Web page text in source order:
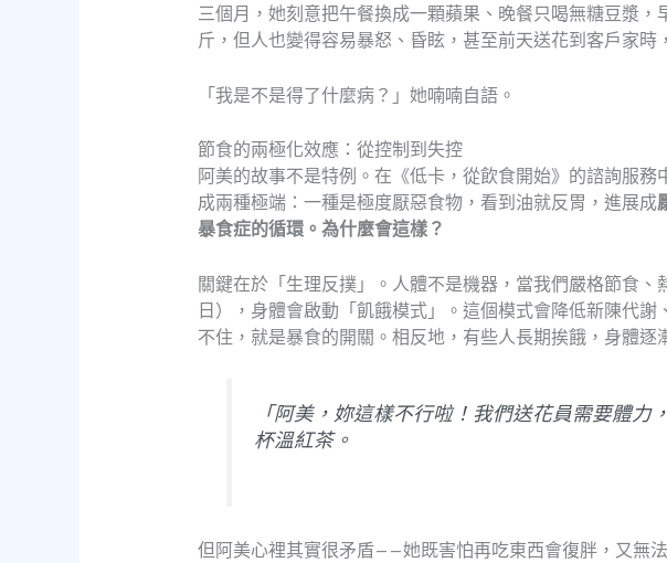
三個月，她刻意把午餐換成一顆蘋果、晚餐只喝無糖豆漿
斤，但人也變得容易暴怒、昏眩，甚至前天送花到客戶家時
「我是不是得了什麼病？」她喃喃自語。
節食的兩極化效應：從控制到失控
阿美的故事不是特例。在《低卡，從飲食開始》的諮詢服
成兩種極端：一種是極度厭惡食物，看到油就反胃，進展成
暴食症的循環。為什麼會這樣？
關鍵在於「生理反撲」。人體不是機器，當我們嚴格節食
日），身體會啟動「飢餓模式」。這個模式會降低新陳代
不住，就是暴食的開關。相反地，有些人長期挨餓，身體
「阿美，妳這樣不行啦！我們送花員需要體
杯溫紅茶。
但阿美心裡其實很矛盾——她既害怕再吃東西會復胖，又無